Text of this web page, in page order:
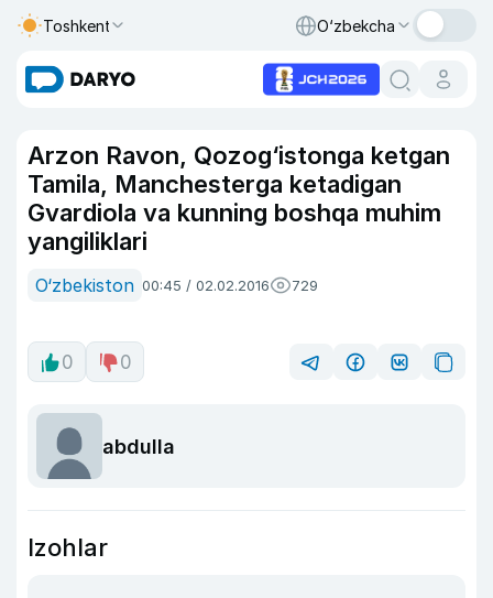
Toshkent O‘zbekcha
Arzon Ravon, Qozog‘istonga ketgan
Tamila, Manchesterga ketadigan
Gvardiola va kunning boshqa muhim
yangiliklari
O‘zbekiston 00:45 / 02.02.2016 729
0 0
abdulla
Izohlar